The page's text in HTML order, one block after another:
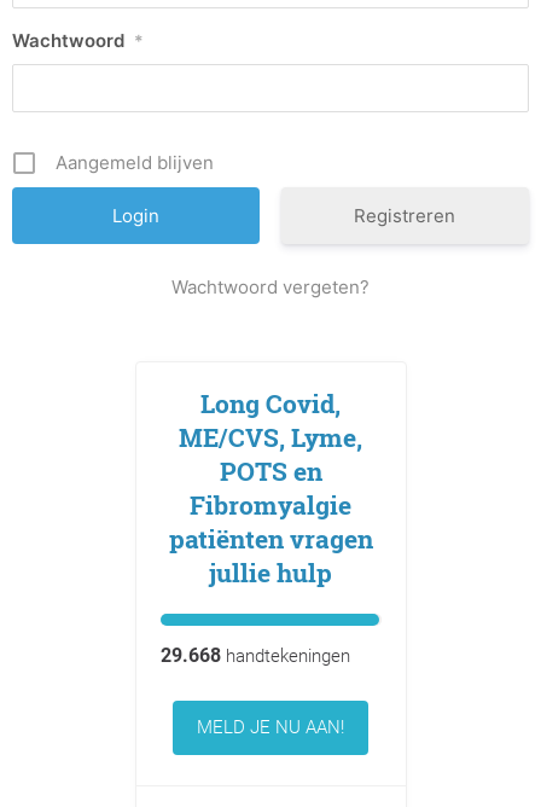
Wachtwoord *
Aangemeld blijven
Registreren
Wachtwoord vergeten?
Long Covid,
ME/CVS, Lyme,
POTS en
Fibromyalgie
patiënten vragen
jullie hulp
29.668handtekeningen
MELD JE NU AAN!